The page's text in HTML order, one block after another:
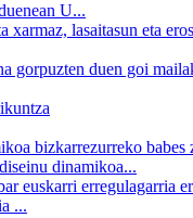
U...
dinamikoa...
...